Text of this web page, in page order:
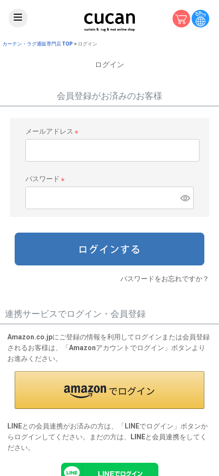
カーテン・ラグ通販専門店 TOP ログイン
ログイン
会員登録がお済みのお客様
メールアドレス
パスワード
パスワードをお忘れですか？
連携サービスでログイン・会員登録
Amazon.co.jpにご登録の情報を利用してログインまたは会員登録
されるお客様は、「Amazonアカウントでログイン」ボタンより
お進みください。
LINEとの会員連携がお済みの方は、「LINEでログイン」ボタンか
らログインしてください。まだの方は、
LINEと会員連携をしてく
ださい。